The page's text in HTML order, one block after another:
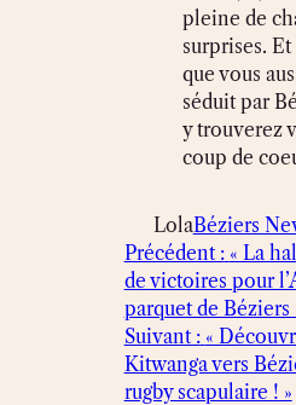
pleine de
surprises.
que vous
séduit par
y trouverez
coup de
LolaBéziers
Précédent : « La
de victoires pour
parquet de Béziers
Suivant : «
Kitwanga vers
rugby scapulaire ! »